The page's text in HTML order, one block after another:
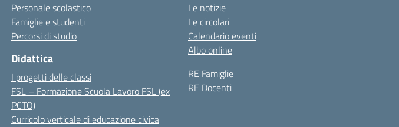
Personale scolastico
Famiglie e studenti
Percorsi di studio
Didattica
I progetti delle classi
FSL – Formazione Scuola Lavoro FSL (ex
PCTO)
Curricolo verticale di educazione civica
Le notizie
Le circolari
Calendario eventi
Albo online
RE Famiglie
RE Docenti